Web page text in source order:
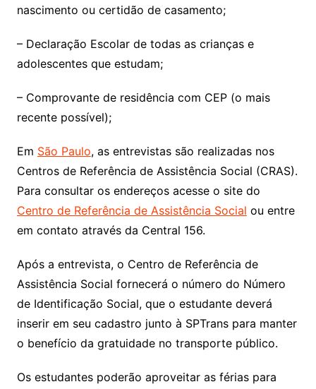
nascimento ou certidão de casamento;
– Declaração Escolar de todas as crianças e
adolescentes que estudam;
– Comprovante de residência com CEP (o mais
recente possível);
Em São Paulo, as entrevistas são realizadas nos
Centros de Referência de Assistência Social (CRAS).
Para consultar os endereços acesse o site do
Centro de Referência de Assistência Social ou entre
em contato através da Central 156.
Após a entrevista, o Centro de Referência de
Assistência Social fornecerá o número do Número
de Identificação Social, que o estudante deverá
inserir em seu cadastro junto à SPTrans para manter
o benefício da gratuidade no transporte público.
Os estudantes poderão aproveitar as férias para